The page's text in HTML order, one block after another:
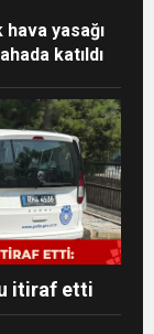
hava yasağı
katıldı
itiraf etti